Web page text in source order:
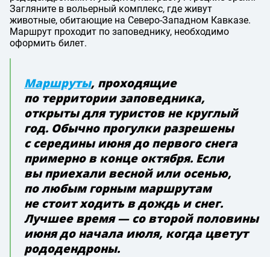
Загляните в вольерный комплекс, где живут
животные, обитающие на Северо-Западном Кавказе.
Маршрут проходит по заповеднику, необходимо
оформить билет.
Маршруты, проходящие
по территории заповедника,
открыты для туристов не круглый
год. Обычно прогулки разрешены
с середины июня до первого снега
примерно в конце октября. Если
вы приехали весной или осенью,
по любым горным маршрутам
не стоит ходить в дождь и снег.
Лучшее время — со второй половины
июня до начала июля, когда цветут
рододендроны.